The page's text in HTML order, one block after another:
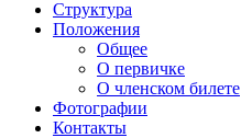
Структура
Положения
Общее
О первичке
О членском билете
Фотографии
Контакты